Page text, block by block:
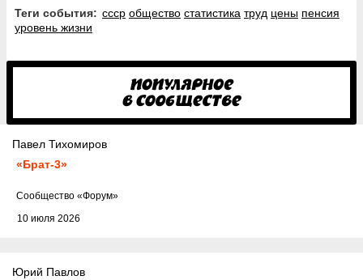
Теги события: ссср общество статистика труд цены пенсия
уровень жизни
Павел Тихомиров
«Брат-3»
10 июля 2026
Cообщество «Форум»
Юрий Павлов